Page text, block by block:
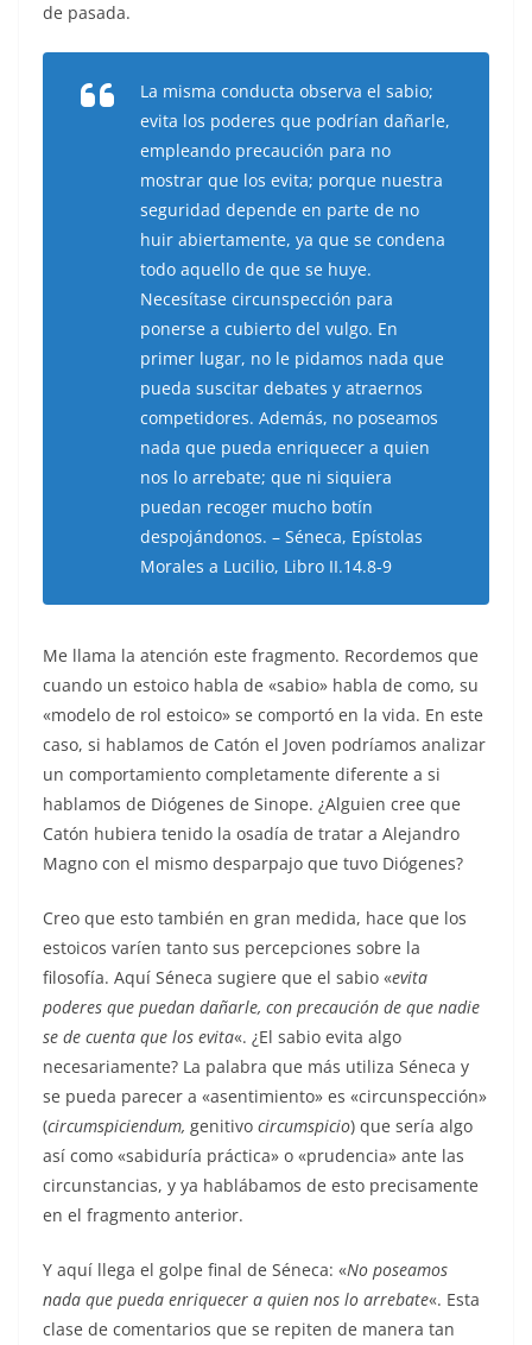
de pasada.
La misma conducta observa el sabio;
evita los poderes que podrían dañarle,
empleando precaución para no
mostrar que los evita; porque nuestra
seguridad depende en parte de no
huir abiertamente, ya que se condena
todo aquello de que se huye.
Necesítase circunspección para
ponerse a cubierto del vulgo. En
primer lugar, no le pidamos nada que
pueda suscitar debates y atraernos
competidores. Además, no poseamos
nada que pueda enriquecer a quien
nos lo arrebate; que ni siquiera
puedan recoger mucho botín
despojándonos. – Séneca, Epístolas
Morales a Lucilio, Libro II.14.8-9
Me llama la atención este fragmento. Recordemos que
cuando un estoico habla de «sabio» habla de como, su
«modelo de rol estoico» se comportó en la vida. En este
caso, si hablamos de Catón el Joven podríamos analizar
un comportamiento completamente diferente a si
hablamos de Diógenes de Sinope. ¿Alguien cree que
Catón hubiera tenido la osadía de tratar a Alejandro
Magno con el mismo desparpajo que tuvo Diógenes?
Creo que esto también en gran medida, hace que los
estoicos varíen tanto sus percepciones sobre la
filosofía. Aquí Séneca sugiere que el sabio «evita
poderes que puedan dañarle, con precaución de que nadie
se de cuenta que los evita«. ¿El sabio evita algo
necesariamente? La palabra que más utiliza Séneca y
se pueda parecer a «asentimiento» es «circunspección»
(circumspiciendum, genitivo circumspicio) que sería algo
así como «sabiduría práctica» o «prudencia» ante las
circunstancias, y ya hablábamos de esto precisamente
en el fragmento anterior.
Y aquí llega el golpe final de Séneca: «No poseamos
nada que pueda enriquecer a quien nos lo arrebate«. Esta
clase de comentarios que se repiten de manera tan